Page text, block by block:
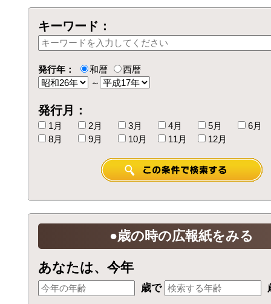
キーワード：
発行年： 和暦
西暦
～
発行月：
1月 2月 3月 4月 5月
6月
8月
9月 10月 11月 12月
●歳の時の広報紙をみる
あなたは、今年
歳で